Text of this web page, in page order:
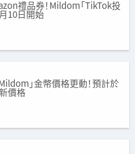
禮品券！Mildom「TikTok投
10日開始
」金幣價格更動！預計於
價格